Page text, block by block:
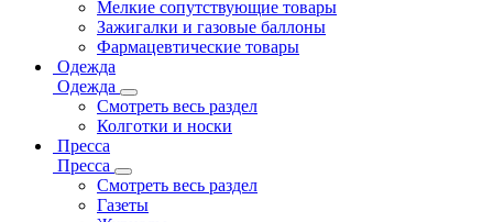
Мелкие сопутствующие товары
Зажигалки и газовые баллоны
Фармацевтические товары
Одежда
Одежда
Смотреть весь раздел
Колготки и носки
Пресса
Пресса
Смотреть весь раздел
Газеты